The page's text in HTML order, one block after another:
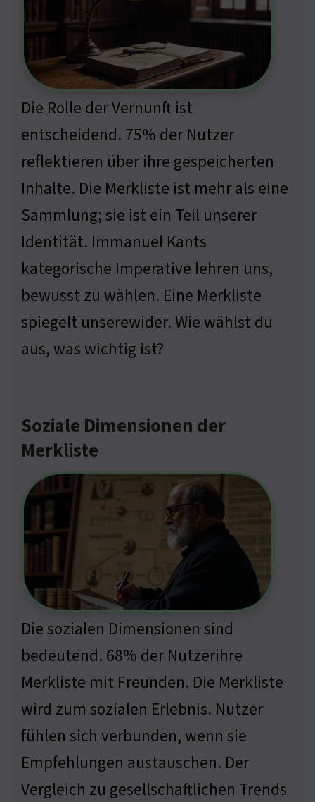
Die Rolle der Vernunft ist
entscheidend. 75% der Nutzer
reflektieren über ihre gespeicherten
Inhalte. Die Merkliste ist mehr als eine
Sammlung; sie ist ein Teil unserer
Identität. Immanuel Kants
kategorische Imperative lehren uns,
bewusst zu wählen. Eine Merkliste
spiegelt unserewider. Wie wählst du
aus, was wichtig ist?
Soziale Dimensionen der
Merkliste
Die sozialen Dimensionen sind
bedeutend. 68% der Nutzerihre
Merkliste mit Freunden. Die Merkliste
wird zum sozialen Erlebnis. Nutzer
fühlen sich verbunden, wenn sie
Empfehlungen austauschen. Der
Vergleich zu gesellschaftlichen Trends